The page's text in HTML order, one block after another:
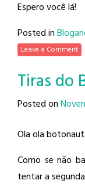
Espero você lá!
Posted in
Leave a Comment
Tiras do
Posted on
Ola ola
Como se não
tentar a